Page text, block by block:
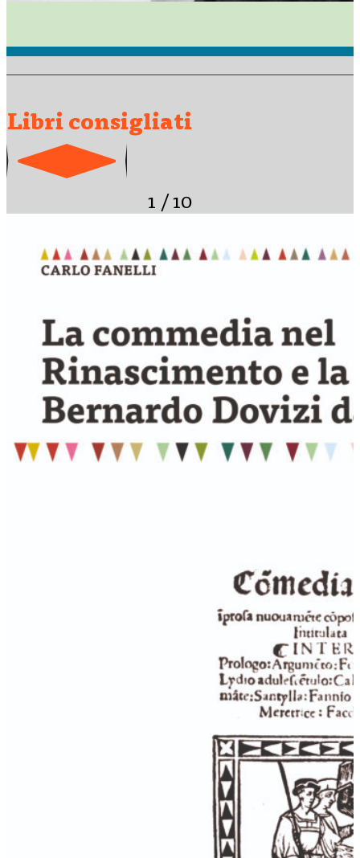
Libri consigliati
1 / 10